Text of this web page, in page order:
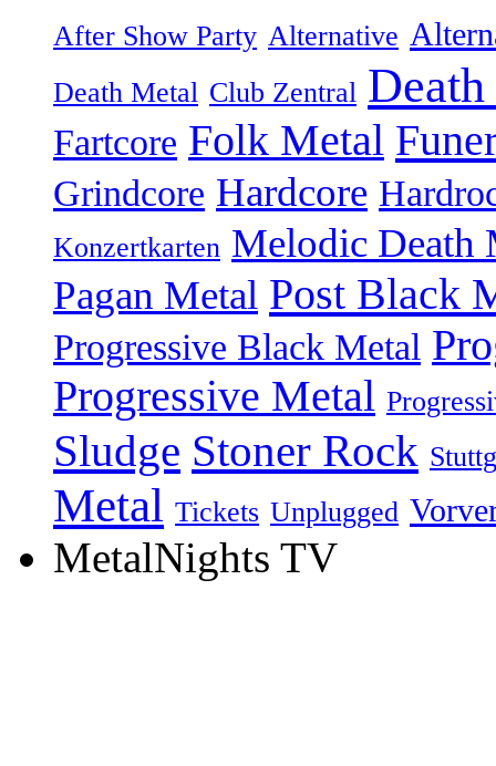
After Show Party Alternative
Death Metal Club Zentral
Fartcore Folk Metal
Grindcore Hardcore
Konzertkarten Melodic Death
Pagan Metal Post Black
Progressive Black Metal
Progressive Metal
Sludge Stoner Rock
Metal Tickets Unplugged
MetalNights TV